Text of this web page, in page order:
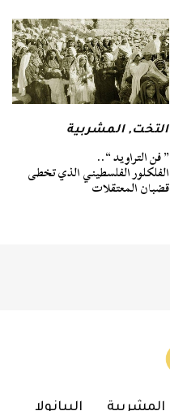
التخت,المشربية
” فن التراويد “..
الفلكلور الفلسطيني الذي تخطى
قضبان المعتقلات
المشربية البيانولا